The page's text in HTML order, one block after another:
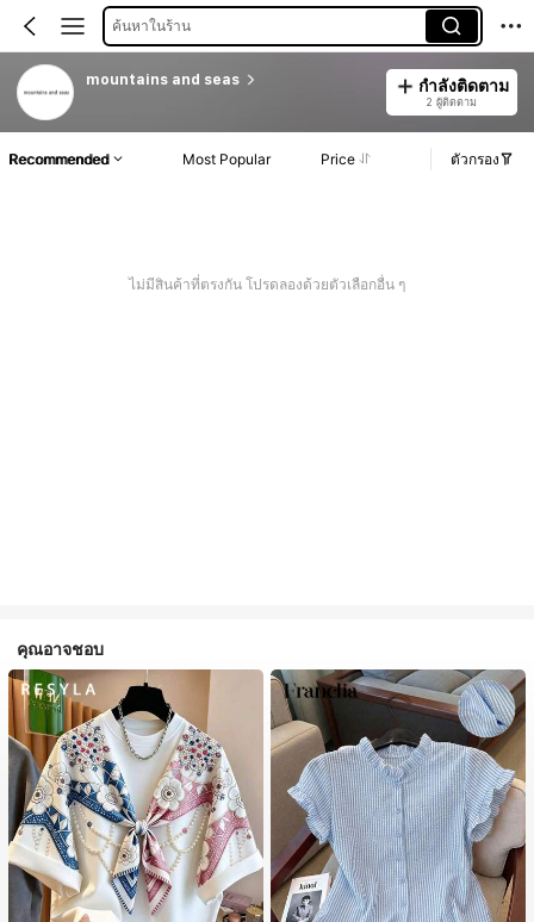
ค้นหาในร้าน
mountains and seas กำลังติดตาม
2 ผู้ติดตาม
Recommended Most Popular Price ตัวกรอง
ไม่มีสินค้าที่ตรงกัน โปรดลองด้วยตัวเลือกอื่น ๆ
คุณอาจชอบ